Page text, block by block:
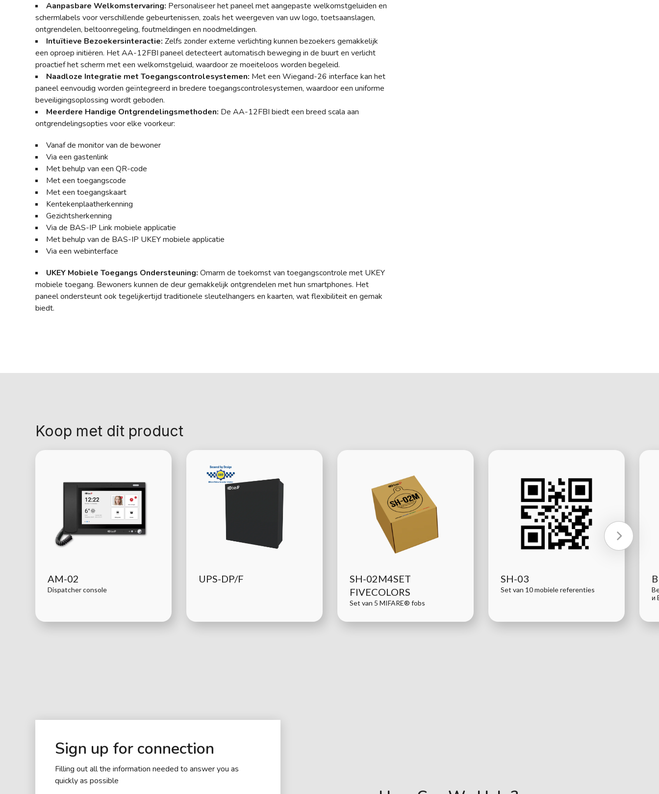
Aanpasbare Welkomstervaring: Personaliseer het paneel met aangepaste welkomstgeluiden en
schermlabels voor verschillende gebeurtenissen, zoals het weergeven van uw logo, toetsaanslagen,
ontgrendelen, beltoonregeling, foutmeldingen en noodmeldingen.
Intuïtieve Bezoekersinteractie: Zelfs zonder externe verlichting kunnen bezoekers gemakkelijk
een oproep initiëren. Het AA-12FBI paneel detecteert automatisch beweging in de buurt en verlicht
proactief het scherm met een welkomstgeluid, waardoor ze moeiteloos worden begeleid.
Naadloze Integratie met Toegangscontrolesystemen: Met een Wiegand-26 interface kan het
paneel eenvoudig worden geïntegreerd in bredere toegangscontrolesystemen, waardoor een uniforme
beveiligingsoplossing wordt geboden.
Meerdere Handige Ontgrendelingsmethoden: De AA-12FBI biedt een breed scala aan
ontgrendelingsopties voor elke voorkeur:
Vanaf de monitor van de bewoner
Via een gastenlink
Met behulp van een QR-code
Met een toegangscode
Met een toegangskaart
Kentekenplaatherkenning
Gezichtsherkenning
Via de BAS-IP Link mobiele applicatie
Met behulp van de BAS-IP UKEY mobiele applicatie
Via een webinterface
UKEY Mobiele Toegangs Ondersteuning: Omarm de toekomst van toegangscontrole met UKEY
mobiele toegang. Bewoners kunnen de deur gemakkelijk ontgrendelen met hun smartphones. Het
paneel ondersteunt ook tegelijkertijd traditionele sleutelhangers en kaarten, wat flexibiliteit en gemak
biedt.
Koop met dit product
AM-02
Dispatcher console
UPS-DP/F
SH-02M4SET
FIVECOLORS
Set van 5 MIFARE® fobs
SH-03
Set van 10 mobiele referenties
и
Sign up for connection
Filling out all the information needed to answer you as
quickly as possible